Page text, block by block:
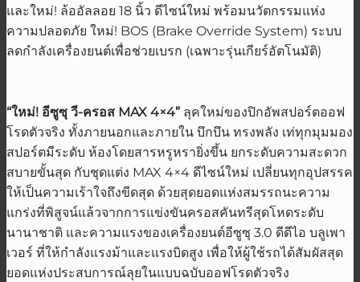
และใหม่! ล้ออัลลอย 18 นิ้ว ดีไซน์ใหม่ พร้อมนวัตกรรมแห่ง
ความปลอดภัย ใหม่! BOS (Brake Override System) ระบบ
ลดกำลังเครื่องยนต์เพื่อช่วยเบรก (เฉพาะรุ่นเกียร์อัตโนมัติ)
“ใหม่! อีซูซุ วี-ครอส MAX 4×4” ลุคใหม่ของปิกอัพสปอร์ตออฟ
โรดตัวจริง ทั้งภายนอกและภายใน บึกบึน ทรงพลัง เท่ทุกมุมมอง
สปอร์ตมีระดับ ห้องโดยสารหรูหรายิ่งขึ้น ยกระดับความสะดวก
สบายขั้นสุด กับชุดแต่ง MAX 4×4 ดีไซน์ใหม่ เปลี่ยนทุกอุปสรรค
ให้เป็นความเร้าใจถึงขีดสุด ด้วยสุดยอดแห่งสมรรถนะความ
แกร่งที่พิสูจน์แล้วจากการแข่งขันครอสคันทรีสุดโหดระดับ
นานาชาติ และความแรงของเครื่องยนต์อีซูซุ 3.0 ดีดีไอ บลูเพา
เวอร์ ที่ให้กำลังแรงม้าและแรงบิดสูง เพื่อให้ผู้ใช้รถได้สัมผัสสุด
ยอดแห่งประสบการณ์ลุยในแบบฉบับออฟโรดตัวจริง